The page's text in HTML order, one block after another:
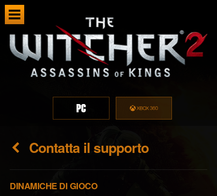
Contatta il supporto
DINAMICHE DI GIOCO